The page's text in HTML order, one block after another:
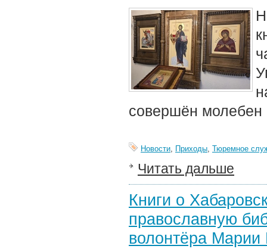
совершён молебен
Новости, Приходы, Тюремное
Читать дальше
Книги о
православную
волонтёра Марии